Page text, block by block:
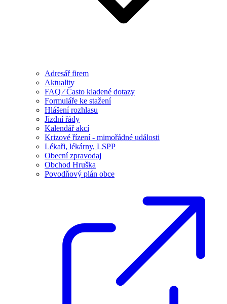
Adresář firem
Aktuality
FAQ ⁄ Často kladené dotazy
Formuláře ke stažení
Hlášení rozhlasu
Jízdní řády
Kalendář akcí
Krizové řízení - mimořádné události
Lékaři, lékárny, LSPP
Obecní zpravodaj
Obchod Hruška
Povodňový plán obce